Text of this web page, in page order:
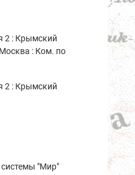
2 : Крымский
: Ком. по
2 : Крымский
"Мир"